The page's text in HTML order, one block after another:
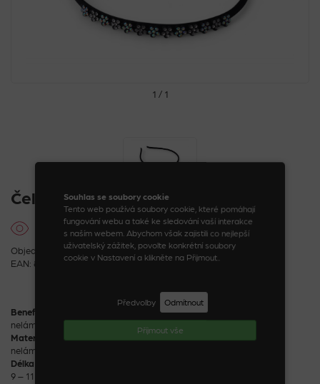
Souhlas se soubory cookie
Tento web používá soubory cookie, které pomáhají
fungování webu a také ke sledování vaší interakce
s naším webem. Abychom však zajistili co nejlepší
uživatelský zážitek, povolte konkrétní soubory
cookie v Nastavení a klikněte na Přijmout..
Předvolby Odmítnout
Příjmout vše
1 / 1
Čelenka s květinovými kamínky
Objednací kód: 08197_18_1
EAN: 8590888081977
Benefity
nelámavé
Materiál
nelámavý ABS plast, polyester
Délka ozdoby
9 – 11 cm